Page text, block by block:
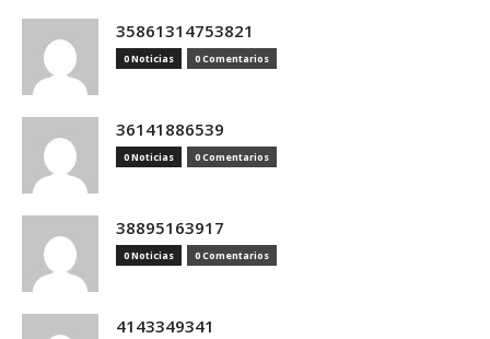
35861314753821
0 Noticias 0 Comentarios
36141886539
0 Noticias 0 Comentarios
38895163917
0 Noticias 0 Comentarios
4143349341